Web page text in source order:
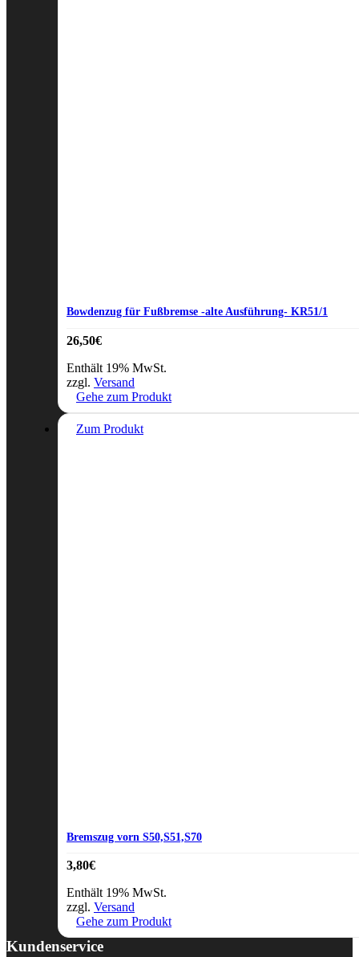
Bowdenzug für Fußbremse -alte Ausführung- KR51/1
26,50€
Enthält 19% MwSt.
zzgl. Versand
Gehe zum Produkt
Zum Produkt
Bremszug vorn S50,S51,S70
3,80€
Enthält 19% MwSt.
zzgl. Versand
Gehe zum Produkt
Kundenservice